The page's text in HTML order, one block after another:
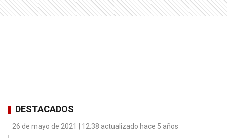
DESTACADOS
26 de mayo de 2021 | 12:38 actualizado hace 5 años